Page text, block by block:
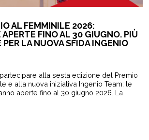
AL FEMMINILE 2026:
FINO AL 30 GIUGNO. PIÙ
LA NUOVA SFIDA INGENIO
alla sesta edizione del Premio
e alla nuova iniziativa Ingenio Team: le
aperte fino al 30 giugno 2026. La